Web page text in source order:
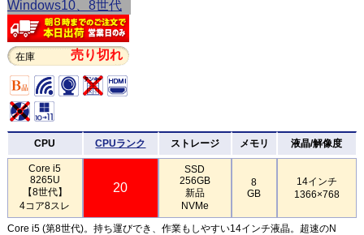
在庫 売り切れ
CPU CPUランク ストレージ メモリ 液晶/解像度
Core i5
8265U
【8世代】
4コア8スレ
20
SSD
256GB
新品
NVMe
8
GB
14インチ
1366×768
Core i5 (第8世代)。持ち運びでき、作業もしやすい14インチ液晶。超速のN